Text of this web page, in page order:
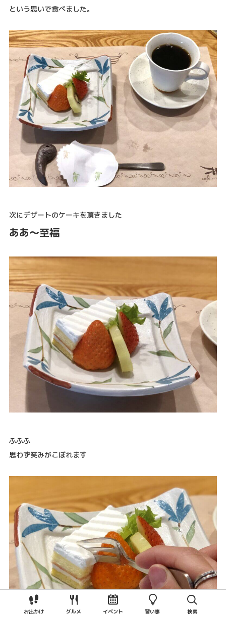
という思いで食べました。
次にデザートのケーキを頂きました
ああ～至福
ふふふ
思わず笑みがこぼれます
お出かけ グルメ イベント 習い事 検索